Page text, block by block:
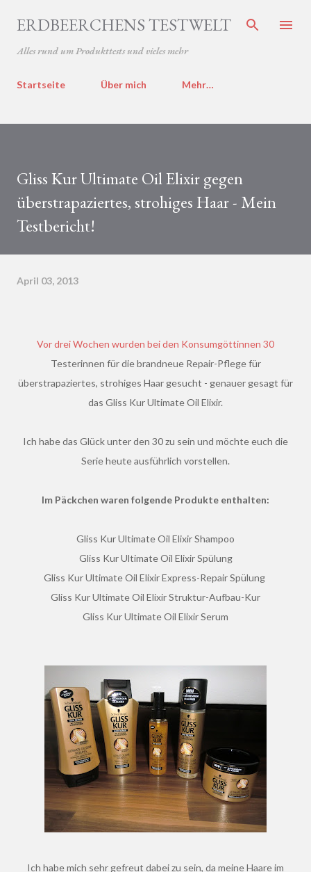
Direkt zum Hauptbereich
ERDBEERCHENS TESTWELT
Alles rund um Produkttests und vieles mehr
Startseite Über mich Mehr…
Gliss Kur Ultimate Oil Elixir gegen
überstrapaziertes, strohiges Haar - Mein
Testbericht!
April 03, 2013
Vor drei Wochen wurden bei den Konsumgöttinnen 30
Testerinnen für die brandneue Repair-Pflege für
überstrapaziertes, strohiges Haar gesucht - genauer gesagt für
das Gliss Kur Ultimate Oil Elixir.
Ich habe das Glück unter den 30 zu sein und möchte euch die
Serie heute ausführlich vorstellen.
Im Päckchen waren folgende Produkte enthalten:
Gliss Kur Ultimate Oil Elixir Shampoo
Gliss Kur Ultimate Oil Elixir Spülung
Gliss Kur Ultimate Oil Elixir Express-Repair Spülung
Gliss Kur Ultimate Oil Elixir Struktur-Aufbau-Kur
Gliss Kur Ultimate Oil Elixir Serum
Ich habe mich sehr gefreut dabei zu sein, da meine Haare im